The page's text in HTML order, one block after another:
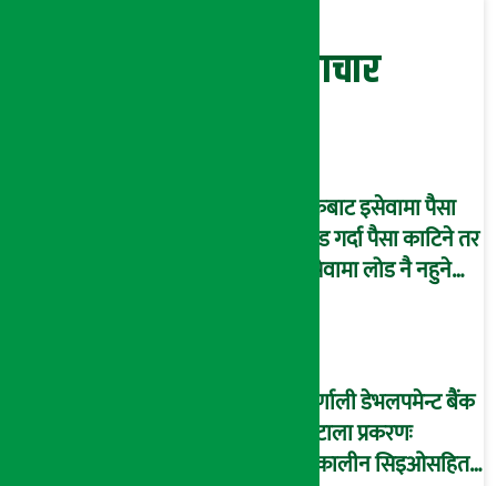
सम्बन्धित समाचार
बैंकबाट इसेवामा पैसा
लोड गर्दा पैसा काटिने तर
इसेवामा लोड नै नहुने
कर्णाली डेभलपमेन्ट बैंक
घोटाला प्रकरणः
तत्कालीन सिइओसहित